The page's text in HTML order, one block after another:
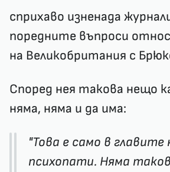
сприхаво изненада
поредните въпроси
на Великобритания с
Според нея такова нещо
няма, няма и да има:
"Това е само в главите
психопати. Няма